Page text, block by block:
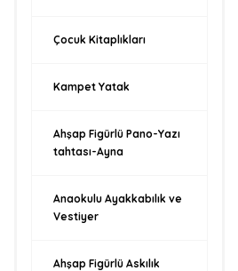
Çocuk Kitaplıkları
Kampet Yatak
Ahşap Figürlü Pano-Yazı
tahtası-Ayna
Anaokulu Ayakkabılık ve
Vestiyer
Ahşap Figürlü Askılık